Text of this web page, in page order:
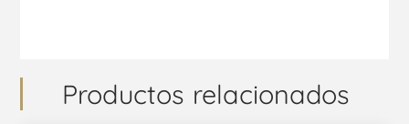
Productos relacionados